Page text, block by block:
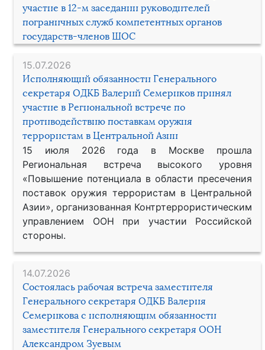
участие в 12-м заседании руководителей
пограничных служб компетентных органов
государств-членов ШОС
15.07.2026
Исполняющий обязанности Генерального
секретаря ОДКБ Валерий Семериков принял
участие в Региональной встрече по
противодействию поставкам оружия
террористам в Центральной Азии
15 июля 2026 года в Москве прошла
Региональная встреча высокого уровня
«Повышение потенциала в области пресечения
поставок оружия террористам в Центральной
Азии», организованная Контртеррористическим
управлением ООН при участии Российской
стороны.
14.07.2026
Состоялась рабочая встреча заместителя
Генерального секретаря ОДКБ Валерия
Семерикова с исполняющим обязанности
заместителя Генерального секретаря ООН
Александром Зуевым